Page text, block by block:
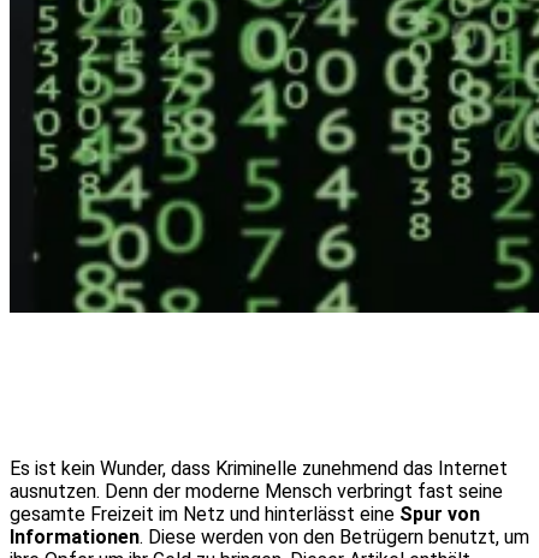
Es ist kein Wunder, dass Kriminelle zunehmend das Internet
ausnutzen. Denn der moderne Mensch verbringt fast seine
gesamte Freizeit im Netz und hinterlässt eine Spur von
Informationen. Diese werden von den Betrügern benutzt, um